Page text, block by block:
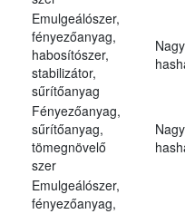
Emulgeálószer,
fényezőanyag,
habosítószer,
stabilizátor,
sűrítőanyag
Fényezőanyag,
sűrítőanyag,
tömegnövelő
szer
Emulgeálószer,
fényezőanyag,